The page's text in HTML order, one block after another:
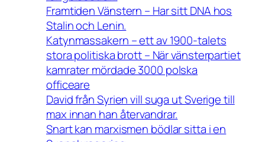
Framtiden Vänstern – Har sitt DNA hos
Stalin och Lenin.
Katynmassakern – ett av 1900-talets
stora politiska brott – När vänsterpartiet
kamrater mördade 3000 polska
officeare
David från Syrien vill suga ut Sverige till
max innan han återvandrar.
Snart kan marxismen bödlar sitta i en